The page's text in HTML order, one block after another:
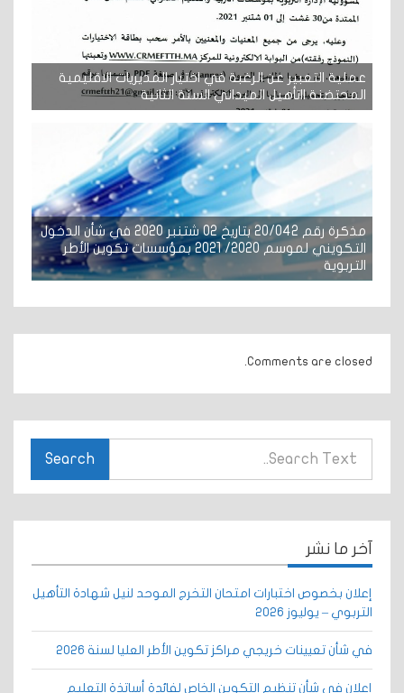
عملية التعبير عن الرغبة في اختيار المديريات الاقليمية
المحتضنة ااتأهيل الميداني السنة الثانية
مذكرة رقم 20/042 بتاريخ 02 شتنبر 2020 في شأن الدخول
التكويني لموسم 2020/ 2021 بمؤسسات تكوين الأطر
التربوية
Comments are closed.
Search
آخر ما نشر
إعلان بخصوص اختبارات امتحان التخرج الموحد لنيل شهادة التأهيل
التربوي – يوليوز 2026
في شأن تعيينات خريجي مراكز تكوين الأطر العليا لسنة 2026
إعلان في شأن تنظيم التكوين الخاص لفائدة أساتذة التعليم